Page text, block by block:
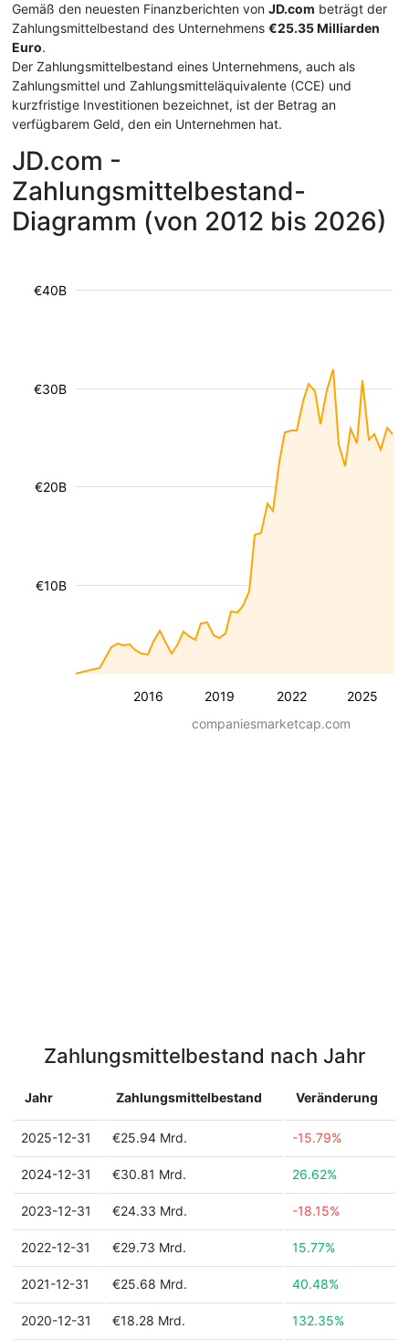
Gemäß den neuesten Finanzberichten von JD.com beträgt der
Zahlungsmittelbestand des Unternehmens €25.35 Milliarden
Euro.
Der Zahlungsmittelbestand eines Unternehmens, auch als
Zahlungsmittel und Zahlungsmitteläquivalente (CCE) und
kurzfristige Investitionen bezeichnet, ist der Betrag an
verfügbarem Geld, den ein Unternehmen hat.
JD.com -
Zahlungsmittelbestand-
Diagramm (von 2012 bis 2026)
2016 2019 2022 2025
€10B
€20B
€30B
€40B
companiesmarketcap.com
Zahlungsmittelbestand nach Jahr
Jahr Zahlungsmittelbestand Veränderung
2025-12-31 €25.94 Mrd. -15.79%
2024-12-31 €30.81 Mrd. 26.62%
2023-12-31 €24.33 Mrd. -18.15%
2022-12-31 €29.73 Mrd. 15.77%
2021-12-31 €25.68 Mrd. 40.48%
2020-12-31 €18.28 Mrd. 132.35%